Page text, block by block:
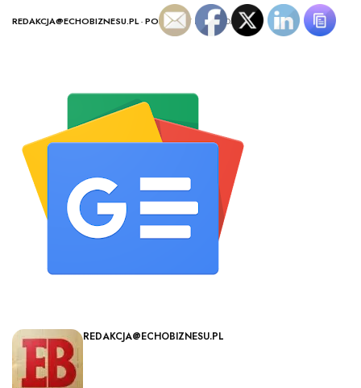
REDAKCJA@ECHOBIZNESU.PL-POLSKA - 7 LISTOPADA, 2025
REDAKCJA@ECHOBIZNESU.PL